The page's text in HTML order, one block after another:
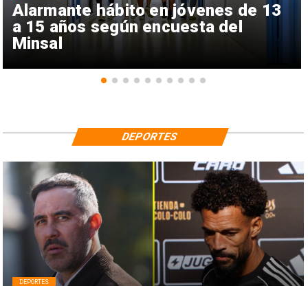
Alarmante hábito en jóvenes de 13
a 15 años según encuesta del
Minsal
DEPORTES
DEPORTES